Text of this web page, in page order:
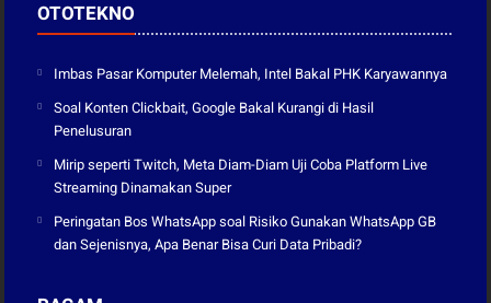
OTOTEKNO
Imbas Pasar Komputer Melemah, Intel Bakal PHK Karyawannya
Soal Konten Clickbait, Google Bakal Kurangi di Hasil
Penelusuran
Mirip seperti Twitch, Meta Diam-Diam Uji Coba Platform Live
Streaming Dinamakan Super
Peringatan Bos WhatsApp soal Risiko Gunakan WhatsApp GB
dan Sejenisnya, Apa Benar Bisa Curi Data Pribadi?